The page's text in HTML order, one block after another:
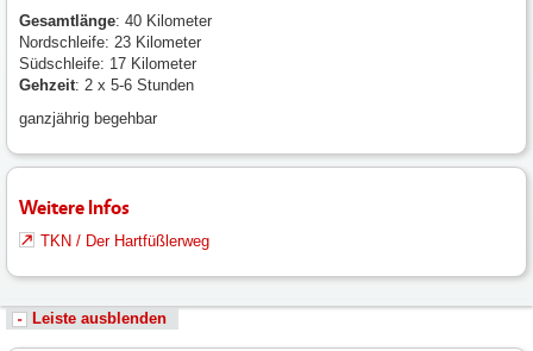
Gesamtlänge: 40 Kilometer
Nordschleife: 23 Kilometer
Südschleife: 17 Kilometer
Gehzeit: 2 x 5-6 Stunden
ganzjährig begehbar
Weitere Infos
TKN / Der Hartfüßlerweg
Leiste ausblenden